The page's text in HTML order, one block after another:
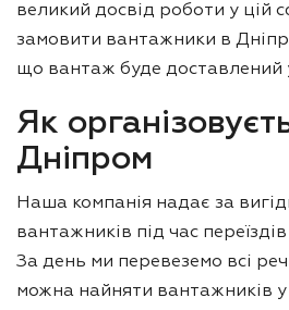
великий досвід роботи у цій
замовити вантажники в
що вантаж буде доставлений
Як
Дніпром
Наша компанія надає за
вантажників під час
За день ми перевеземо всі
можна найняти вантажників у